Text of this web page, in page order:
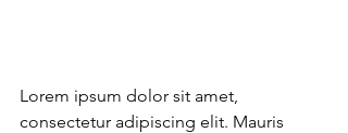
Lorem ipsum dolor sit amet,
consectetur adipiscing elit. Mauris